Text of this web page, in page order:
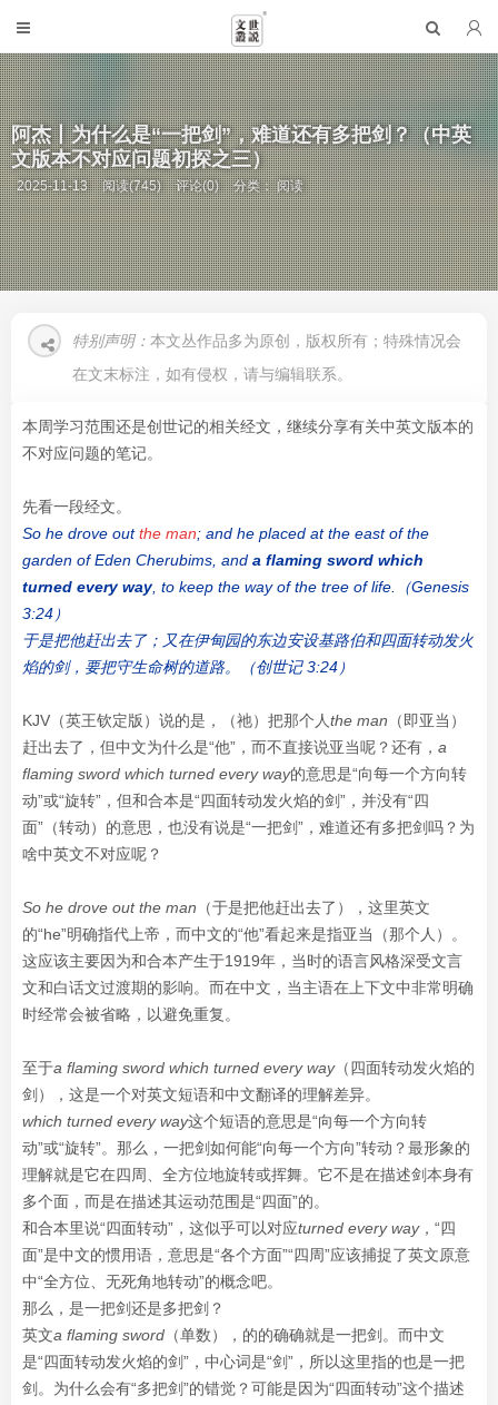
阿杰丨为什么是“一把剑”，难道还有多把剑？（中英
文版本不对应问题初探之三）
2025-11-13 阅读(745) 评论(0) 分类：阅读
特别声明： 本文丛作品多为原创，版权所有；特殊情况会
在文末标注，如有侵权，请与编辑联系。
本周学习范围还是创世记的相关经文，继续分享有关中英文版本的
不对应问题的笔记。
先看一段经文。
So he drove outthe man; and he placed at the east of the
garden of Eden Cherubims, and a flaming sword which
turned every way, to keep the way of the tree of life.（Genesis
3:24）
于是把他赶出去了；又在伊甸园的东边安设基路伯和四面转动发火
焰的剑，要把守生命树的道路。（创世记 3:24）
KJV（英王钦定版）说的是，（祂）把那个人the man （即亚当）
赶出去了，但中文为什么是“他”，而不直接说亚当呢？还有， a
flaming sword which turned every way的意思是“向每一个方向转
动”或“旋转”，但和合本是“四面转动发火焰的剑”，并没有“四
面”（转动）的意思，也没有说是“一把剑”，难道还有多把剑吗？为
啥中英文不对应呢？
So he drove out the man （于是把他赶出去了），这里英文
的“he”明确指代上帝，而中文的“他”看起来是指亚当（那个人）。
这应该主要因为和合本产生于1919年，当时的语言风格深受文言
文和白话文过渡期的影响。而在中文，当主语在上下文中非常明确
时经常会被省略，以避免重复。
至于a flaming sword which turned every way（四面转动发火焰的
剑），这是一个对英文短语和中文翻译的理解差异。
which turned every way这个短语的意思是“向每一个方向转
动”或“旋转”。那么，一把剑如何能“向每一个方向”转动？最形象的
理解就是它在四周、全方位地旋转或挥舞。它不是在描述剑本身有
多个面，而是在描述其运动范围是“四面”的。
和合本里说“四面转动”，这似乎可以对应turned every way，“四
面”是中文的惯用语，意思是“各个方面”“四周”应该捕捉了英文原意
中“全方位、无死角地转动”的概念吧。
那么，是一把剑还是多把剑？
英文a flaming sword （单数），的的确确就是一把剑。而中文
是“四面转动发火焰的剑”，中心词是“剑”，所以这里指的也是一把
剑。为什么会有“多把剑”的错觉？可能是因为“四面转动”这个描述